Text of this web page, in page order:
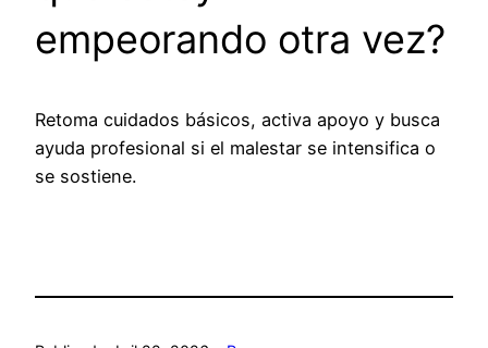
empeorando otra vez?
Retoma cuidados básicos, activa apoyo y busca
ayuda profesional si el malestar se intensifica o
se sostiene.